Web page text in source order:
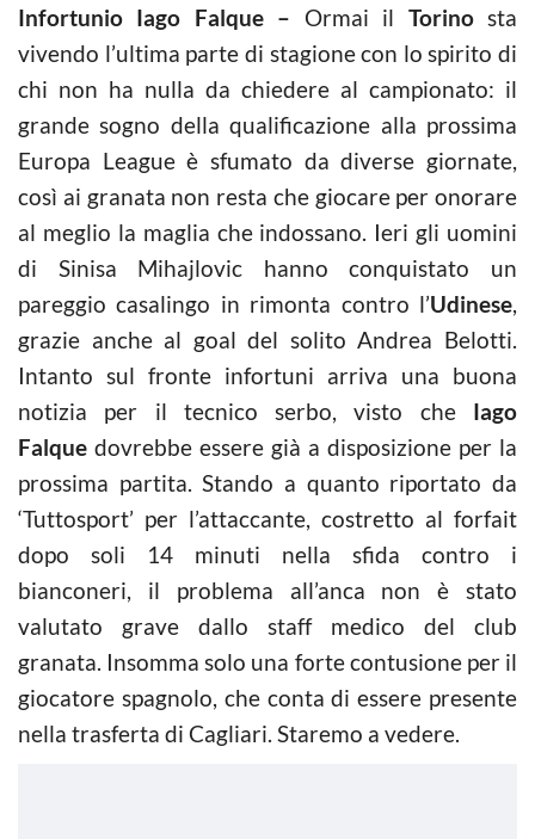
Infortunio Iago Falque – Ormai il Torinosta
vivendo l’ultima parte di stagione con lo spirito di
chi non ha nulla da chiedere al campionato: il
grande sogno della qualificazione alla prossima
Europa League è sfumato da diverse giornate,
così ai granata non resta che giocare per onorare
al meglio la maglia che indossano. Ieri gli uomini
di Sinisa Mihajlovic hanno conquistato un
pareggio casalingo in rimonta contro l’Udinese,
grazie anche al goal del solito Andrea Belotti.
Intanto sul fronte infortuni arriva una buona
notizia per il tecnico serbo, visto che Iago
Falque dovrebbe essere già a disposizione per la
prossima partita. Stando a quanto riportato da
‘Tuttosport’ per l’attaccante, costretto al forfait
dopo soli 14 minuti nella sfida contro i
bianconeri, il problema all’anca non è stato
valutato grave dallo staff medico del club
granata. Insomma solo una forte contusione per il
giocatore spagnolo, che conta di essere presente
nella trasferta di Cagliari. Staremo a vedere.